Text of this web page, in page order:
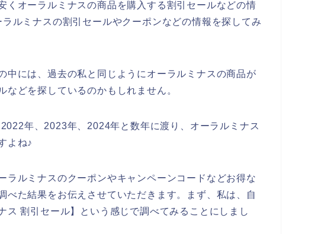
くオーラルミナスの商品を購入する割引セールなどの情
ルミナスの割引セールやクーポンなどの情報を探してみ
中には、過去の私と同じようにオーラルミナスの商品が
などを探しているのかもしれません。
年、2023年、2024年と数年に渡り、オーラルミナス
よね♪
ラルミナスのクーポンやキャンペーンコードなどお得な
べた結果をお伝えさせていただきます。まず、私は、自
ス 割引セール】という感じで調べてみることにしまし